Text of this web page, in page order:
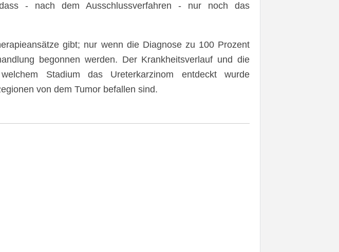
- nach dem Ausschlussverfahren - nur noch das
gibt; nur wenn die Diagnose zu 100 Prozent
begonnen werden. Der Krankheitsverlauf und die
Stadium das Ureterkarzinom entdeckt wurde
von dem Tumor befallen sind.